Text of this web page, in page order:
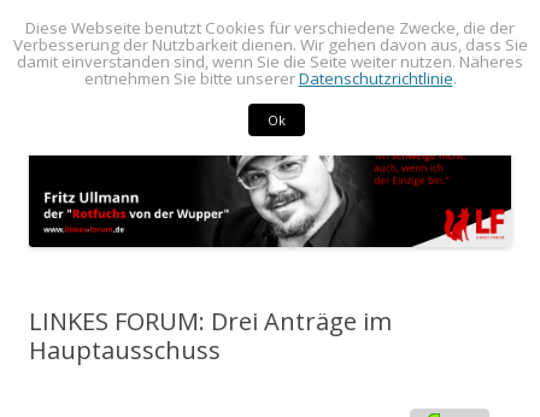
BLOG von Fritz Ullmann
BLOG von Fritz Ullmann, linker Stadtverordneter im Rat der Stadt
Radevormwald
Menü Springe
zum
Inhalt
LINKES FORUM: Drei Anträge im
Hauptausschuss
Diese Webseite benutzt Cookies für verschiedene Zwecke, die der
Verbesserung der Nutzbarkeit dienen. Wir gehen davon aus, dass Sie
damit einverstanden sind, wenn Sie die Seite weiter nutzen. Näheres
entnehmen Sie bitte unsererDatenschutzrichtlinie.
Ok